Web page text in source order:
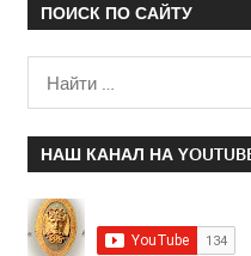
ПОИСК ПО САЙТУ
НАШ КАНАЛ НА